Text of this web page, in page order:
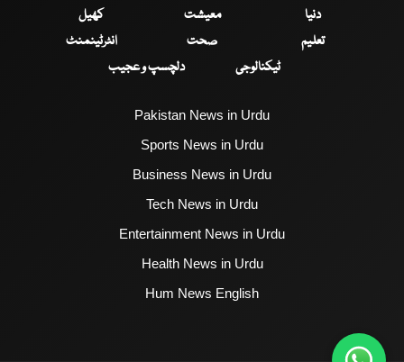
دنیا
معیشت
کھیل
تعلیم
صحت
انٹرٹینمنٹ
ٹیکنالوجی
دلچسپ و عجیب
Pakistan News in Urdu
Sports News in Urdu
Business News in Urdu
Tech News in Urdu
Entertainment News in Urdu
Health News in Urdu
Hum News English